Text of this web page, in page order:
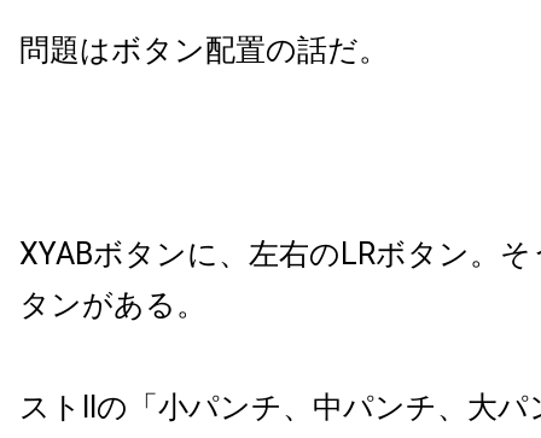
問題はボタン配置の話だ。
XYABボタンに、左右のLRボタン。
タンがある。
ストIIの「小パンチ、中パンチ、大